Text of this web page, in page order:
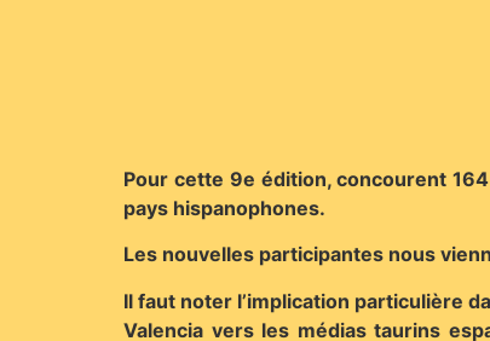
Pour cette 9e édition, concourent
pays hispanophones.
Les nouvelles participantes nous
Il faut noter l’implication particulière
Valencia vers les médias taurins